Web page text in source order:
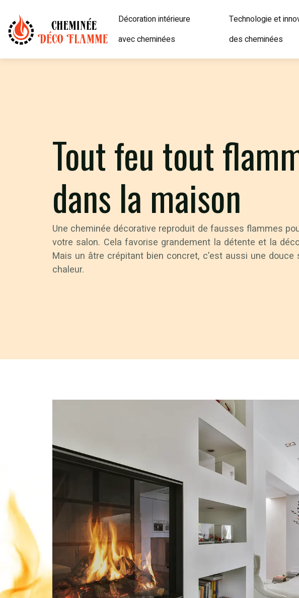
Décoration intérieure
avec cheminées
Technologie et
des cheminées
Tout feu tout
dans la maison
Une cheminée décorative reproduit de fausses flammes
votre salon. Cela favorise grandement la détente et la
Mais un âtre crépitant bien concret, c’est aussi une douce
chaleur.